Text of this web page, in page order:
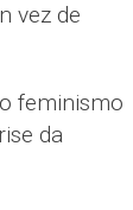
vez de
feminismo
da